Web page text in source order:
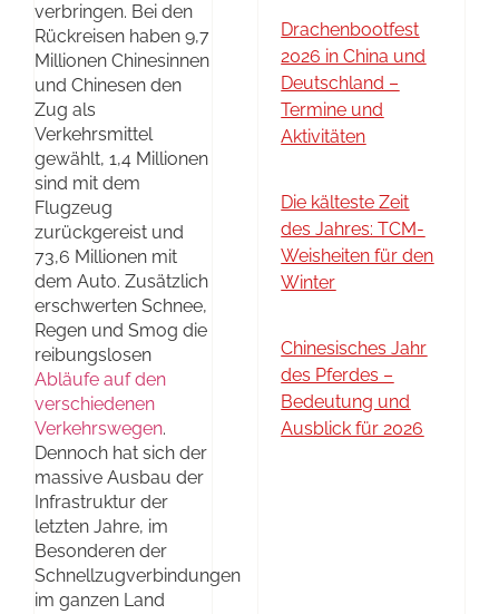
verbringen. Bei den
Rückreisen haben 9,7
Millionen Chinesinnen
und Chinesen den
Zug als
Verkehrsmittel
gewählt, 1,4 Millionen
sind mit dem
Flugzeug
zurückgereist und
73,6 Millionen mit
dem Auto. Zusätzlich
erschwerten Schnee,
Regen und Smog die
reibungslosen
Abläufe auf den
verschiedenen
Verkehrswegen.
Dennoch hat sich der
massive Ausbau der
Infrastruktur der
letzten Jahre, im
Besonderen der
Schnellzugverbindungen
im ganzen Land
Drachenbootfest
2026 in China und
Deutschland –
Termine und
Aktivitäten
Die kälteste Zeit
des Jahres: TCM-
Weisheiten für den
Winter
Chinesisches Jahr
des Pferdes –
Bedeutung und
Ausblick für 2026